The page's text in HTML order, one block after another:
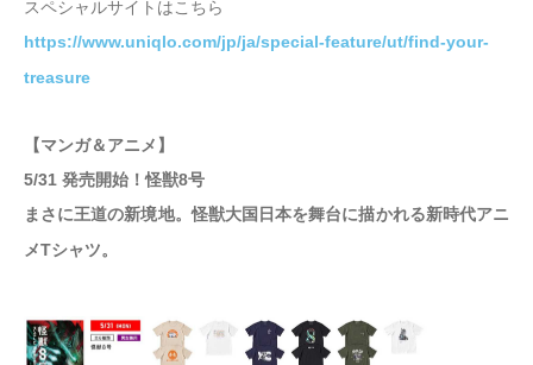
スペシャルサイトはこちら
https://www.uniqlo.com/jp/ja/special-feature/ut/find-your-
treasure
【マンガ＆アニメ】
5/31 発売開始！怪獣8号
まさに王道の新境地。怪獣大国日本を舞台に描かれる新時代アニ
メTシャツ。